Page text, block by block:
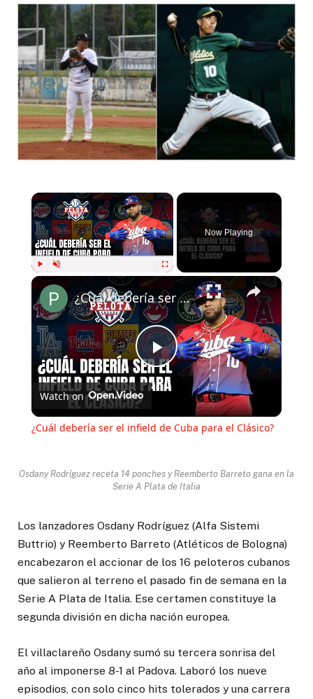
×
Play Unmute
Now Playing
×
Play
Video
¿Cuál debería ser el infield de Cuba para el Clásico?
Watch on
¿Cuál debería ser el infield de Cuba para el Clásico?
Osdany Rodríguez receta 14 ponches y Reemberto Barreto gana en la
Serie A Plata de Italia
Los lanzadores Osdany Rodríguez (Alfa Sistemi
Buttrio) y Reemberto Barreto (Atléticos de Bologna)
encabezaron el accionar de los 16 peloteros cubanos
que salieron al terreno el pasado fin de semana en la
Serie A Plata de Italia. Ese certamen constituye la
segunda división en dicha nación europea.
El villaclareño Osdany sumó su tercera sonrisa del
año al imponerse 8-1 al Padova. Laboró los nueve
episodios, con solo cinco hits tolerados y una carrera